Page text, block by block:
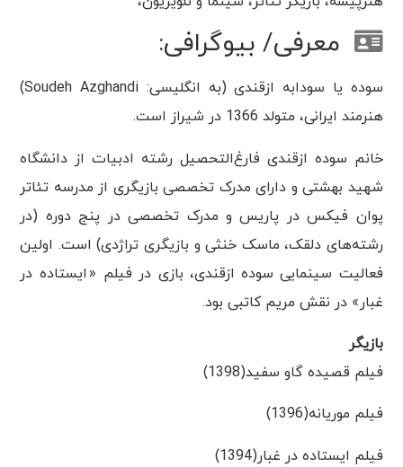
معرفی/ بیوگرافی:
سوده یا سودابه ازقندی (به انگلیسی: Soudeh Azghandi)
هنرمند ایرانی، متولد 1366 در شیراز است.
خانم سوده ازقندی فارغ‌التحصیل رشته ادبیات از دانشگاه
شهید بهشتی و دارای مدرک تخصصی بازیگری از مدرسه تئاتر
پوان فیکس در پاریس و مدرک تخصصی در پنج دوره (در
رشته‌های دلقک، ماسک خنثی و بازیگری تراژدی) است. اولین
فعالیت سینمایی سوده ازقندی، بازی در فیلم «ایستاده در
غبار» در نقش مریم کاتبی بود.
بازیگر
فیلم قصیده گاو سفید(1398)
فیلم موریانه(1396)
فیلم ایستاده در غبار(1394)